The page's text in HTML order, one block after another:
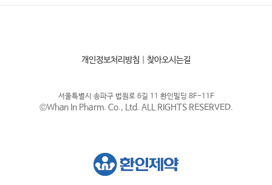
개인정보처리방침 찾아오시는길
서울특별시 송파구 법원로 6길 11 환인빌딩 8F-11F
©Whan In Pharm. Co., Ltd. ALL RIGHTS RESERVED.